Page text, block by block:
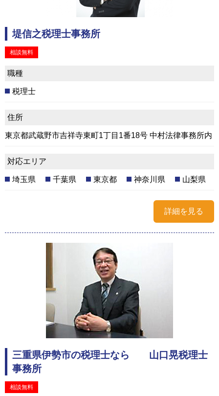
堤信之税理士事務所
相談無料
職種
税理士
住所
東京都武蔵野市吉祥寺東町1丁目1番18号 中村法律事務所内
対応エリア
埼玉県 千葉県 東京都 神奈川県 山梨県
詳細を見る
三重県伊勢市の税理士なら 山口晃税理士
事務所
相談無料